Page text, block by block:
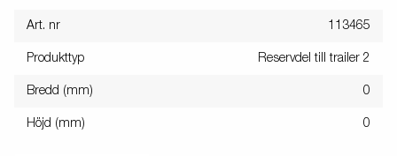
Art. nr 113465
Produkttyp Reservdel till trailer 2
Bredd (mm) 0
Höjd (mm) 0